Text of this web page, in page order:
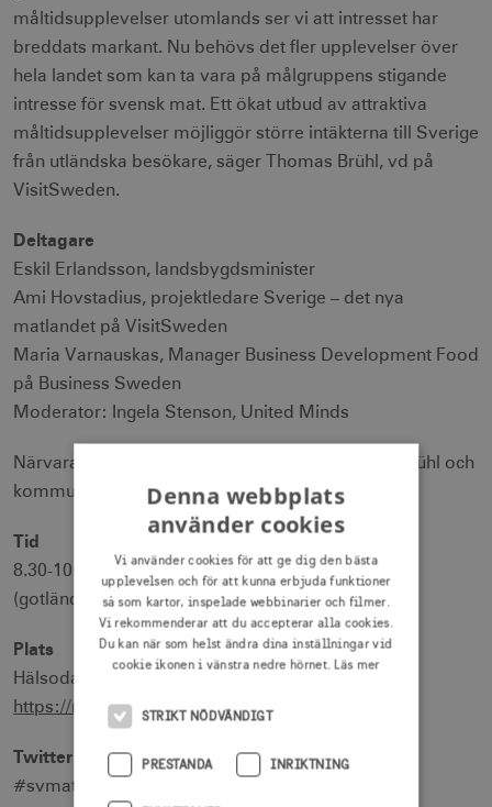
måltidsupplevelser utomlands ser vi att intresset har
breddats markant. Nu behövs det fler upplevelser över
hela landet som kan ta vara på målgruppens stigande
intresse för svensk mat. Ett ökat utbud av attraktiva
måltidsupplevelser möjliggör större intäkterna till Sverige
från utländska besökare, säger Thomas Brühl, vd på
VisitSweden.
Deltagare
Eskil Erlandsson, landsbygdsminister
Ami Hovstadius, projektledare Sverige – det nya
matlandet på VisitSweden
Maria Varnauskas, Manager Business Development Food
på Business Sweden
Moderator: Ingela Stenson, United Minds
Närvarande är också VisitSwedens vd Thomas Brühl och
kommunikationsdirektör Ulrika Hallesius.
Tid
8.30-10.00 onsdagen den 3 juli
(gotländsk frukostpåse serveras från 7.45)
Plats
Hälsodalen, S:t Hansgatan 13
https://maps.google.se/maps?hl=sv&tab=wl
Twitter
#svmat
Denna webbplats
använder cookies
Vi använder cookies för att ge dig den bästa
upplevelsen och för att kunna erbjuda funktioner
så som kartor, inspelade webbinarier och filmer.
Vi rekommenderar att du accepterar alla cookies.
Du kan när som helst ändra dina inställningar vid
cookie ikonen i vänstra nedre hörnet. Läs mer
STRIKT NÖDVÄNDIGT
PRESTANDA INRIKTNING